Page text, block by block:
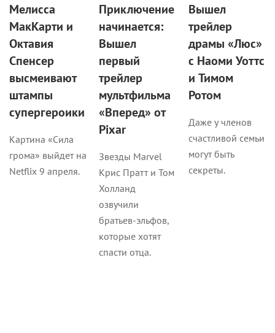
Мелисса
МакКарти и
Октавия
Спенсер
высмеивают
штампы
супергероики
Картина «Сила
грома» выйдет на
Netflix 9 апреля.
Приключение
начинается:
Вышел
первый
трейлер
мультфильма
«Вперед» от
Pixar
Звезды Marvel
Крис Пратт и Том
Холланд
озвучили
братьев-эльфов,
которые хотят
спасти отца.
Вышел
трейлер
драмы «Люс»
с Наоми Уоттс
и Тимом
Ротом
Даже у членов
счастливой семьи
могут быть
секреты.